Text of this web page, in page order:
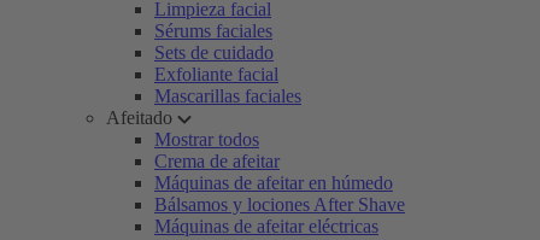
Limpieza facial
Sérums faciales
Sets de cuidado
Exfoliante facial
Mascarillas faciales
Afeitado
Mostrar todos
Crema de afeitar
Máquinas de afeitar en húmedo
Bálsamos y lociones After Shave
Máquinas de afeitar eléctricas